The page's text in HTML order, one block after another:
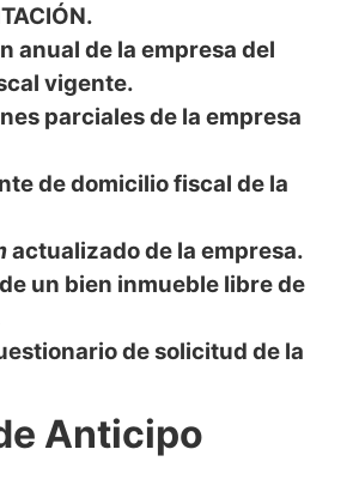
anual de la empresa del
vigente.
parciales de la empresa
de domicilio fiscal de la
actualizado de la empresa.
un bien inmueble libre de
de solicitud de la
Anticipo